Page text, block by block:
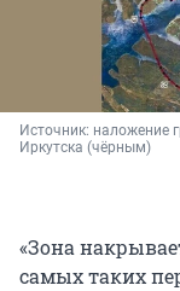
Источник: наложение
Иркутска (чёрным)
«Зона
самых таких